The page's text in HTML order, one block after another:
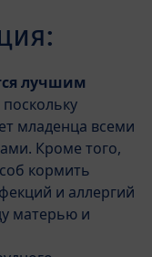
для старшего
лучшим
поскольку
младенца всеми
Кроме того,
кормить
и аллергий
матерью и